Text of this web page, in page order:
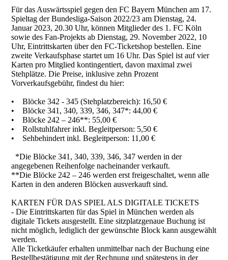
Für das Auswärtsspiel gegen den FC Bayern München am 17.
Spieltag der Bundesliga-Saison 2022/23 am Dienstag, 24.
Januar 2023, 20.30 Uhr, können Mitglieder des 1. FC Köln
sowie des Fan-Projekts ab Dienstag, 29. November 2022, 10
Uhr, Eintrittskarten über den FC-Ticketshop bestellen. Eine
zweite Verkaufsphase startet um 16 Uhr. Das Spiel ist auf vier
Karten pro Mitglied kontingentiert, davon maximal zwei
Stehplätze. Die Preise, inklusive zehn Prozent
Vorverkaufsgebühr, findest du hier:
• Blöcke 342 - 345 (Stehplatzbereich): 16,50 €
• Blöcke 341, 340, 339, 346, 347*: 44,00 €
• Blöcke 242 – 246**: 55,00 €
• Rollstuhlfahrer inkl. Begleitperson: 5,50 €
• Sehbehindert inkl. Begleitperson: 11,00 €
*Die Blöcke 341, 340, 339, 346, 347 werden in der
angegebenen Reihenfolge nacheinander verkauft.
**Die Blöcke 242 – 246 werden erst freigeschaltet, wenn alle
Karten in den anderen Blöcken ausverkauft sind.
KARTEN FÜR DAS SPIEL ALS DIGITALE TICKETS
- Die Eintrittskarten für das Spiel in München werden als
digitale Tickets ausgestellt. Eine sitzplatzgenaue Buchung ist
nicht möglich, lediglich der gewünschte Block kann ausgewählt
werden.
Alle Ticketkäufer erhalten unmittelbar nach der Buchung eine
Bestellbestätigung mit der Rechnung und spätestens in der